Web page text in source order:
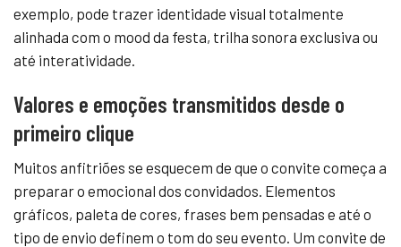
exemplo, pode trazer identidade visual totalmente
alinhada com o mood da festa, trilha sonora exclusiva ou
até interatividade.
Valores e emoções transmitidos desde o
primeiro clique
Muitos anfitriões se esquecem de que o convite começa a
preparar o emocional dos convidados. Elementos
gráficos, paleta de cores, frases bem pensadas e até o
tipo de envio definem o tom do seu evento. Um convite de